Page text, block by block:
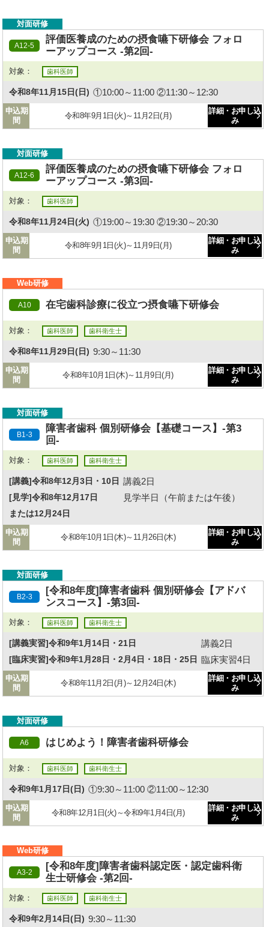
対面研修
A12-5
評価医養成のための摂食嚥下研修会 フォロ
ーアップコース -第2回-
対象： 歯科医師
令和8年11月15日(日) ①10:00～11:00 ②11:30～12:30
申込期
間
令和8年9月1日(火)～11月2日(月)
詳細・お申し込
み
対面研修
A12-6
評価医養成のための摂食嚥下研修会 フォロ
ーアップコース -第3回-
対象： 歯科医師
令和8年11月24日(火) ①19:00～19:30 ②19:30～20:30
申込期
間
令和8年9月1日(火)～11月9日(月)
詳細・お申し込
み
Web研修
A10 在宅歯科診療に役立つ摂食嚥下研修会
対象： 歯科医師 歯科衛生士
令和8年11月29日(日) 9:30～11:30
申込期
間
令和8年10月1日(木)～11月9日(月)
詳細・お申し込
み
対面研修
B1-3
障害者歯科 個別研修会【基礎コース】-第3
回-
対象： 歯科医師 歯科衛生士
[講義]令和8年12月3日・10日
[見学]令和8年12月17日
または12月24日
講義2日
見学半日（午前または午後）
申込期
間
令和8年10月1日(木)～11月26日(木)
詳細・お申し込
み
対面研修
B2-3
[令和8年度]障害者歯科 個別研修会【アドバ
ンスコース】-第3回-
対象： 歯科医師 歯科衛生士
[講義実習]令和9年1月14日・21日
[臨床実習]令和9年1月28日・2月4日・18日・25日
講義2日
臨床実習4日
申込期
間
令和8年11月2日(月)～12月24日(木)
詳細・お申し込
み
対面研修
A6 はじめよう！障害者歯科研修会
対象： 歯科医師 歯科衛生士
令和9年1月17日(日) ①9:30～11:00 ②11:00～12:30
申込期
間
令和8年12月1日(火)～令和9年1月4日(月)
詳細・お申し込
み
Web研修
A3-2
[令和8年度]障害者歯科認定医・認定歯科衛
生士研修会 -第2回-
対象： 歯科医師 歯科衛生士
令和9年2月14日(日) 9:30～11:30